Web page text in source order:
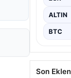
ALTIN
BTC
Son